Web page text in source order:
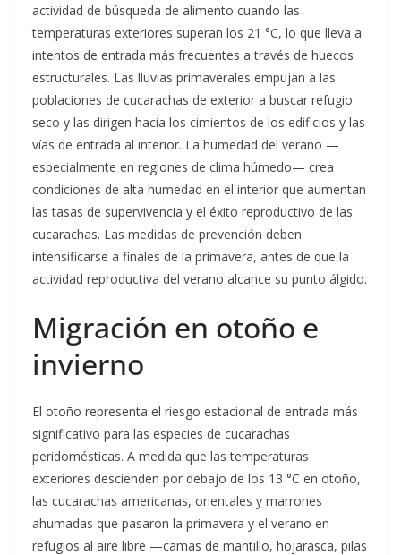
actividad de búsqueda de alimento cuando las
temperaturas exteriores superan los 21 °C, lo que lleva a
intentos de entrada más frecuentes a través de huecos
estructurales. Las lluvias primaverales empujan a las
poblaciones de cucarachas de exterior a buscar refugio
seco y las dirigen hacia los cimientos de los edificios y las
vías de entrada al interior. La humedad del verano —
especialmente en regiones de clima húmedo— crea
condiciones de alta humedad en el interior que aumentan
las tasas de supervivencia y el éxito reproductivo de las
cucarachas. Las medidas de prevención deben
intensificarse a finales de la primavera, antes de que la
actividad reproductiva del verano alcance su punto álgido.
Migración en otoño e
invierno
El otoño representa el riesgo estacional de entrada más
significativo para las especies de cucarachas
peridomésticas. A medida que las temperaturas
exteriores descienden por debajo de los 13 °C en otoño,
las cucarachas americanas, orientales y marrones
ahumadas que pasaron la primavera y el verano en
refugios al aire libre —camas de mantillo, hojarasca, pilas